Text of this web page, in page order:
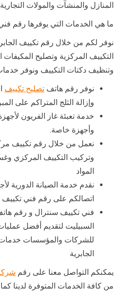
المنازل والمنشآت والمولات
ما هي الخدمات التي يوفرها رقم
نوفر لكم من خلال رقم تكييف
التكييف المركزية وتصليح المكيفات
وتنظيف دكتات التكييف ونوفر
نوفر رقم هاتف تصليح تكييف
وإزالة الثلج المتراكم على
خدمة تعبئة غاز الفريون
وأجهزة خاصة.
نعمل من خلال رقم تكييف
وتركيب التكييف المركزي
المواد
نقدم خدمة الصيانة الدورية
اتصالكم على رقم فني تكييف
فني تكييف سنترال و رقم
السبيليت لتقديم أفضل
للشركات والمؤسسات
الجابرية
يمكنكم التواصل معنا على رقم
من كافة الخدمات المتوفرة لدينا